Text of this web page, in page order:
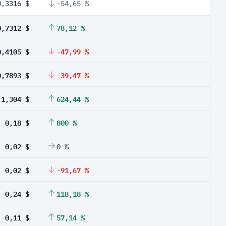
$ -54,65 %
$ 78,12 %
$ -47,99 %
$ -39,47 %
1,304 $ 624,44 %
0,18 $ 800 %
0,02 $ 0 %
0,02 $ -91,67 %
0,24 $ 118,18 %
0,11 $ 57,14 %